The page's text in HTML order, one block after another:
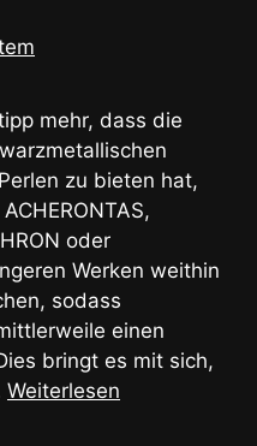
mehr, dass die
zu bieten hat,
oder
Werken weithin
sodass
einen
bringt es mit sich,
Weiterlesen